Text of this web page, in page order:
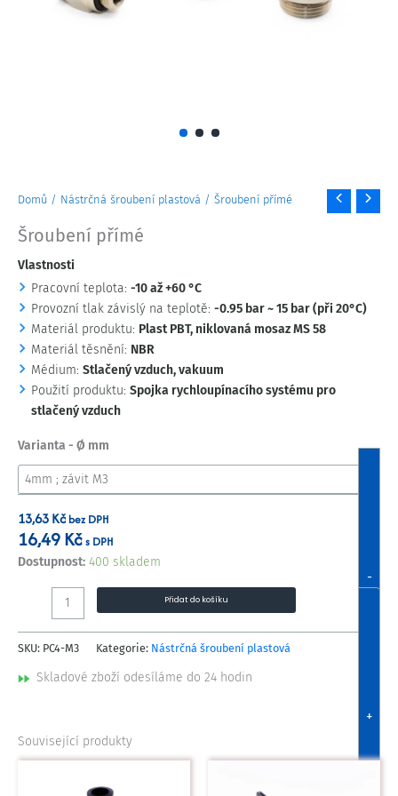
Domů / Nástrčná šroubení plastová / Šroubení přímé
Šroubení přímé
Vlastnosti
Pracovní teplota: -10 až +60 °C
Provozní tlak závislý na teplotě: -0.95 bar ~ 15 bar (při 20°C)
Materiál produktu: Plast PBT, niklovaná mosaz MS 58
Materiál těsnění: NBR
Médium: Stlačený vzduch, vakuum
Použití produktu: Spojka rychloupínacího systému pro
stlačený vzduch
Varianta - Ø mm
13,63Kčbez DPH
16,49Kč s DPH
Dostupnost: 400 skladem
-
Šroubení
množství
+
Přidat do košíku
SKU: PC4-M3 Kategorie: Nástrčná šroubení plastová
Skladové zboží odesíláme do 24 hodin
Související produkty